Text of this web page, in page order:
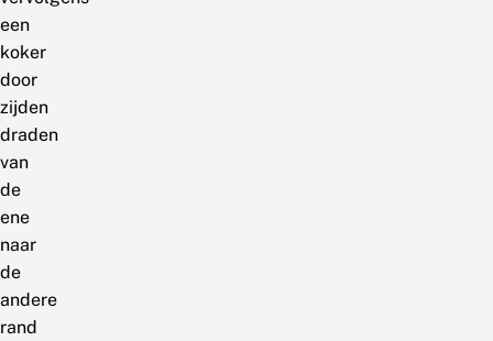
een
koker
door
zijden
draden
van
de
ene
naar
de
andere
rand